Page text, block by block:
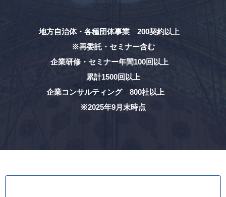
地方自治体・各種団体事業 200契約以上
※再委託・セミナー含む
企業研修・セミナー年間100回以上
累計1500回以上
企業コンサルティング 800社以上
※2025年9月末時点